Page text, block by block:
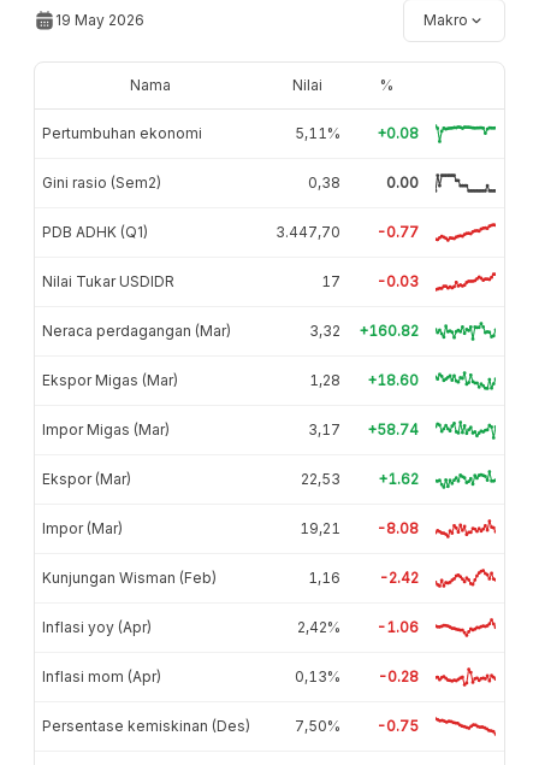
19 May 2026 Makro
Nama Nilai %
Pertumbuhan ekonomi 5,11% +0.08
Gini rasio (Sem2) 0,38 0.00
PDB ADHK (Q1) 3.447,70 -0.77
Nilai Tukar USDIDR 17 -0.03
Neraca perdagangan (Mar) 3,32 +160.82
Ekspor Migas (Mar) 1,28 +18.60
Impor Migas (Mar) 3,17 +58.74
Ekspor (Mar) 22,53 +1.62
Impor (Mar) 19,21 -8.08
Kunjungan Wisman (Feb) 1,16 -2.42
Inflasi yoy (Apr) 2,42% -1.06
Inflasi mom (Apr) 0,13% -0.28
Persentase kemiskinan (Des) 7,50% -0.75